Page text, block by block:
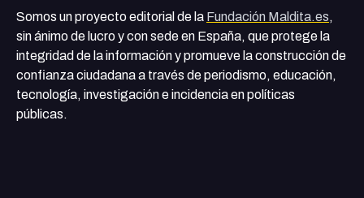
Somos un proyecto editorial de la Fundación Maldita.es,
sin ánimo de lucro y con sede en España, que protege la
integridad de la información y promueve la construcción de
confianza ciudadana a través de periodismo, educación,
tecnología, investigación e incidencia en políticas
públicas.